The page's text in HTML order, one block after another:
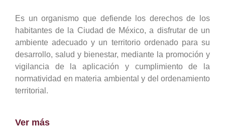
Es un organismo que defiende los derechos de los
habitantes de la Ciudad de México, a disfrutar de un
ambiente adecuado y un territorio ordenado para su
desarrollo, salud y bienestar, mediante la promoción y
vigilancia de la aplicación y cumplimiento de la
normatividad en materia ambiental y del ordenamiento
territorial.
Ver más